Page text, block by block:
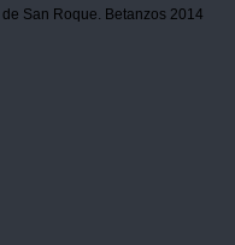
San Roque. Betanzos 2014